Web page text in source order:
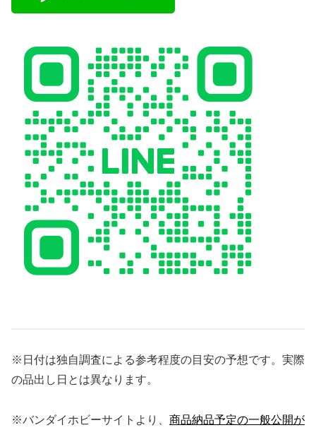
※日付は独自調査による参考程度の目安の予想です。実際
の品出し日とは異なります。
※バンダイホビーサイトより、 商品納品予定の一般公開が